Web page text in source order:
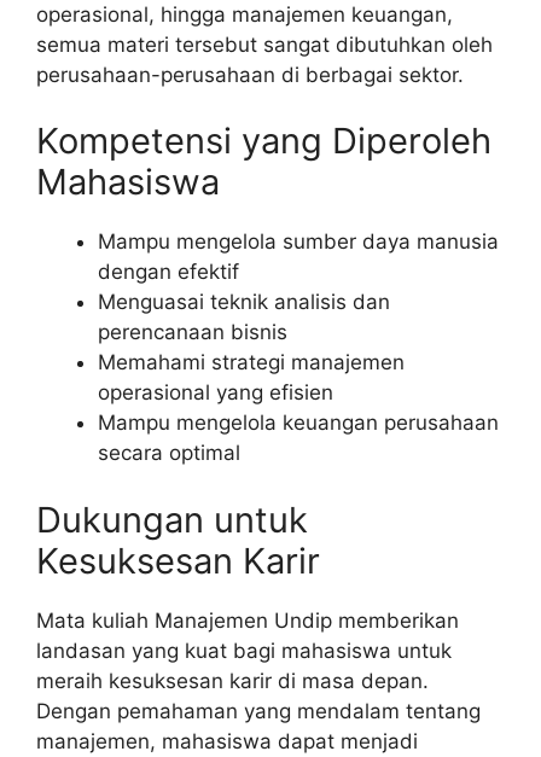
operasional, hingga manajemen keuangan,
semua materi tersebut sangat dibutuhkan oleh
perusahaan-perusahaan di berbagai sektor.
Kompetensi yang Diperoleh
Mahasiswa
Mampu mengelola sumber daya manusia
dengan efektif
Menguasai teknik analisis dan
perencanaan bisnis
Memahami strategi manajemen
operasional yang efisien
Mampu mengelola keuangan perusahaan
secara optimal
Dukungan untuk
Kesuksesan Karir
Mata kuliah Manajemen Undip memberikan
landasan yang kuat bagi mahasiswa untuk
meraih kesuksesan karir di masa depan.
Dengan pemahaman yang mendalam tentang
manajemen, mahasiswa dapat menjadi